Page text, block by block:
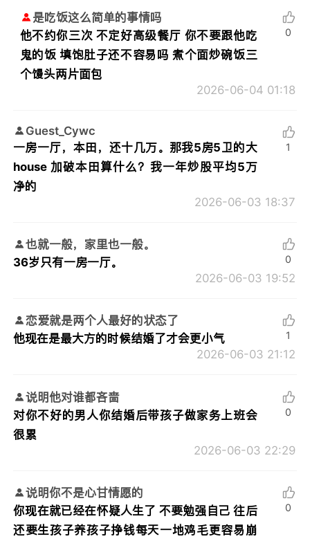
是吃饭这么简单的事情吗
他不约你三次 不定好高级餐厅 你不要跟他吃
鬼的饭 填饱肚子还不容易吗 煮个面炒碗饭三
个馒头两片面包
2026-06-04 01:18
0
Guest_Cywc
一房一厅，本田，还十几万。那我5房5卫的大
house 加破本田算什么？我一年炒股平均5万
净的
2026-06-03 18:37
1
也就一般，家里也一般。
36岁只有一房一厅。
2026-06-03 19:52
0
恋爱就是两个人最好的状态了
他现在是最大方的时候结婚了才会更小气
2026-06-03 21:12
1
说明他对谁都吝啬
对你不好的男人你结婚后带孩子做家务上班会
很累
2026-06-03 22:29
0
说明你不是心甘情愿的
你现在就已经在怀疑人生了 不要勉强自己 往后
还要生孩子养孩子挣钱每天一地鸡毛更容易崩
0